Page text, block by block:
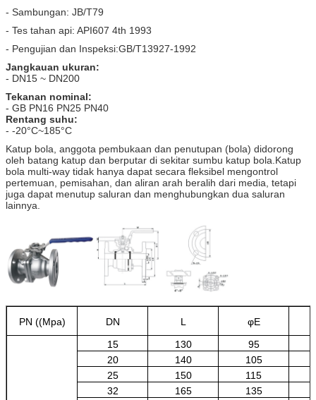
- Sambungan: JB/T79
- Tes tahan api: API607 4th 1993
- Pengujian dan Inspeksi:GB/T13927-1992
Jangkauan ukuran:
- DN15 ~ DN200
Tekanan nominal:
- GB PN16 PN25 PN40
Rentang suhu:
- -20°C~185°C
Katup bola, anggota pembukaan dan penutupan (bola) didorong
oleh batang katup dan berputar di sekitar sumbu katup bola.Katup
bola multi-way tidak hanya dapat secara fleksibel mengontrol
pertemuan, pemisahan, dan aliran arah beralih dari media, tetapi
juga dapat menutup saluran dan menghubungkan dua saluran
lainnya.
PN ((Mpa) DN L φE
15 130
95
20
140
105
25
150
115
32
165 135